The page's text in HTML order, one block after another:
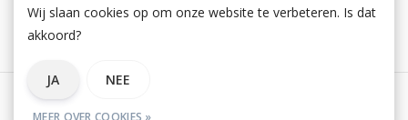
Algemene voorwaarden
Wij slaan cookies op om onze website te verbeteren. Is dat
akkoord?
JA NEE
MEER OVER COOKIES »